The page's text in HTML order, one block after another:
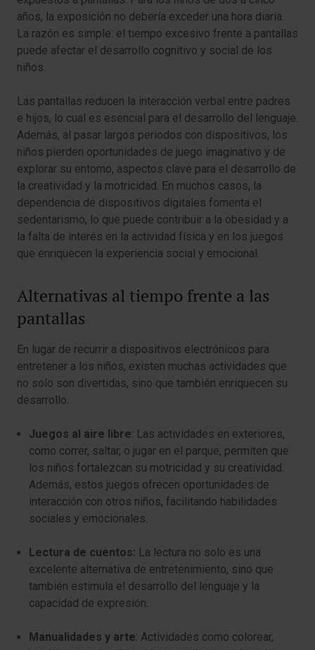
años, la exposición no debería exceder una hora diaria.
La razón es simple: el tiempo excesivo frente a pantallas
puede afectar el desarrollo cognitivo y social de los
niños.
Las pantallas reducen la interacción verbal entre padres
e hijos, lo cual es esencial para el desarrollo del lenguaje.
Además, al pasar largos periodos con dispositivos, los
niños pierden oportunidades de juego imaginativo y de
explorar su entorno, aspectos clave para el desarrollo de
la creatividad y la motricidad. En muchos casos, la
dependencia de dispositivos digitales fomenta el
sedentarismo, lo que puede contribuir a la obesidad y a
la falta de interés en la actividad física y en los juegos
que enriquecen la experiencia social y emocional.
Alternativas al tiempo frente a las
pantallas
En lugar de recurrir a dispositivos electrónicos para
entretener a los niños, existen muchas actividades que
no solo son divertidas, sino que también enriquecen su
desarrollo.
Juegos al aire libre: Las actividades en exteriores,
como correr, saltar, o jugar en el parque, permiten que
los niños fortalezcan su motricidad y su creatividad.
Además, estos juegos ofrecen oportunidades de
interacción con otros niños, facilitando habilidades
sociales y emocionales.
Lectura de cuentos: La lectura no solo es una
excelente alternativa de entretenimiento, sino que
también estimula el desarrollo del lenguaje y la
capacidad de expresión.
Manualidades y arte: Actividades como colorear,